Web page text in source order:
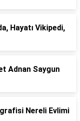
Hayatı Vikipedi,
Adnan Saygun
Nereli Evlimi